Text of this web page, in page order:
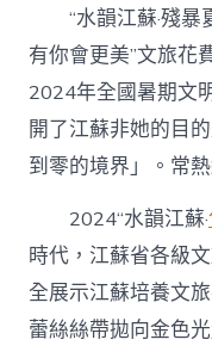
“水韻江蘇·殘
有你會更美”文旅花
2024年全國暑期文
開了江蘇非她的目
到零的境界」。常
2024“水韻江蘇·
時代，江蘇省各級
全展示江蘇培養文
蕾絲絲帶拋向金色光